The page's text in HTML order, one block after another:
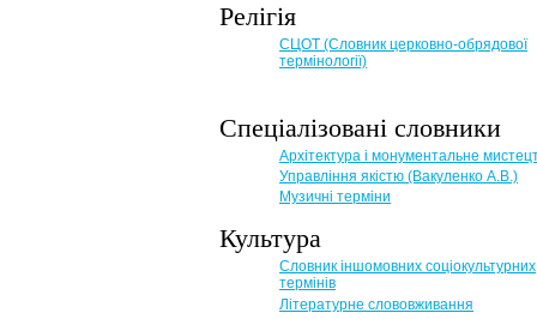
Релігія
СЦОТ (Словник церковно-обрядової
термінології)
Спеціалізовані словники
Архітектура і монументальне
Управління якістю (Вакуленко А.В.)
Музичні терміни
Культура
Словник іншомовних соціокультурних
термінів
Літературне слововживання